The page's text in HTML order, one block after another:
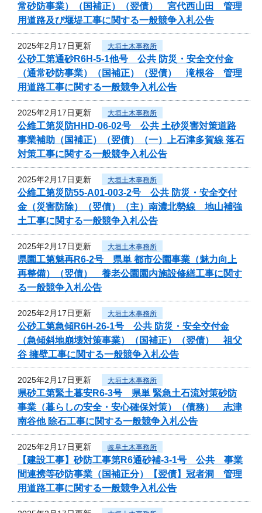
常砂防事業）（国補正）（翌債） 宮代西山田 管理
用道路及び堰堤工事に関する一般競争入札公告
2025年2月17日更新 大垣土木事務所
公砂工第通砂R6H-5-1他号 公共 防災・安全交付金
（通常砂防事業）（国補正）（翌債） 滝根谷 管理
用道路工事に関する一般競争入札公告
2025年2月17日更新 大垣土木事務所
公維工第災防HHD-06-02号 公共 土砂災害対策道路
事業補助（国補正）（翌債）（一）上石津多賀線 落石
対策工事に関する一般競争入札公告
2025年2月17日更新 大垣土木事務所
公維工第災防55-A01-003-2号 公共 防災・安全交付
金（災害防除）（翌債）（主）南濃北勢線 地山補強
土工事に関する一般競争入札公告
2025年2月17日更新 大垣土木事務所
県園工第魅再R6-2号 県単 都市公園事業（魅力向上
再整備）（翌債） 養老公園園内施設修繕工事に関す
る一般競争入札公告
2025年2月17日更新 大垣土木事務所
公砂工第急傾R6H-26-1号 公共 防災・安全交付金
（急傾斜地崩壊対策事業）（国補正）（翌債） 祖父
谷 擁壁工事に関する一般競争入札公告
2025年2月17日更新 大垣土木事務所
県砂工第緊土暮安R6-3号 県単 緊急土石流対策砂防
事業（暮らしの安全・安心確保対策）（債務） 志津
南谷他 除石工事に関する一般競争入札公告
2025年2月17日更新 岐阜土木事務所
【建設工事】砂防工事第R6通砂補-3-1号 公共 事業
間連携等砂防事業（国補正分）【翌債】冠者洞 管理
用道路工事に関する一般競争入札公告